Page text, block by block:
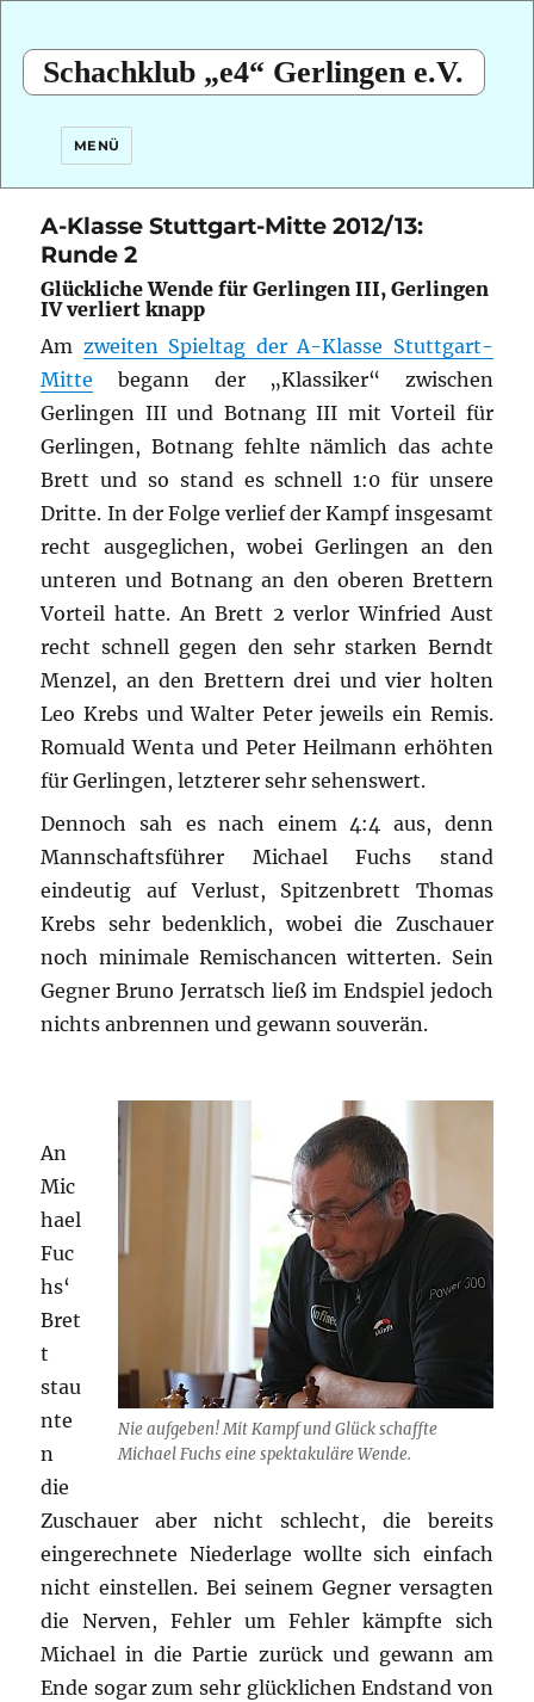
Schachklub „e4“ Gerlingen e.V.
MENÜ
A-Klasse Stuttgart-Mitte 2012/13:
Runde 2
Glückliche Wende für Gerlingen III, Gerlingen
IV verliert knapp
Am zweiten Spieltag der A-Klasse Stuttgart-
Mitte begann der „Klassiker“ zwischen
Gerlingen III und Botnang III mit Vorteil für
Gerlingen, Botnang fehlte nämlich das achte
Brett und so stand es schnell 1:0 für unsere
Dritte. In der Folge verlief der Kampf insgesamt
recht ausgeglichen, wobei Gerlingen an den
unteren und Botnang an den oberen Brettern
Vorteil hatte. An Brett 2 verlor Winfried Aust
recht schnell gegen den sehr starken Berndt
Menzel, an den Brettern drei und vier holten
Leo Krebs und Walter Peter jeweils ein Remis.
Romuald Wenta und Peter Heilmann erhöhten
für Gerlingen, letzterer sehr sehenswert.
Dennoch sah es nach einem 4:4 aus, denn
Mannschaftsführer Michael Fuchs stand
eindeutig auf Verlust, Spitzenbrett Thomas
Krebs sehr bedenklich, wobei die Zuschauer
noch minimale Remischancen witterten. Sein
Gegner Bruno Jerratsch ließ im Endspiel jedoch
nichts anbrennen und gewann souverän.
Nie aufgeben! Mit Kampf und Glück schaffte
Michael Fuchs eine spektakuläre Wende.
An
Mic
hael
Fuc
hs‘
Bret
t
stau
nte
n
die
Zuschauer aber nicht schlecht, die bereits
eingerechnete Niederlage wollte sich einfach
nicht einstellen. Bei seinem Gegner versagten
die Nerven, Fehler um Fehler kämpfte sich
Michael in die Partie zurück und gewann am
Ende sogar zum sehr glücklichen Endstand von